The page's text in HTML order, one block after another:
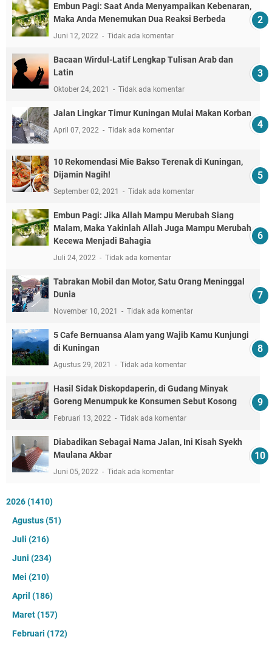
Embun Pagi: Saat Anda Menyampaikan Kebenaran,
Maka Anda Menemukan Dua Reaksi Berbeda
Juni 12, 2022 Tidak ada komentar
Bacaan Wirdul-Latif Lengkap Tulisan Arab dan
Latin
Oktober 24, 2021 Tidak ada komentar
Jalan Lingkar Timur Kuningan Mulai Makan Korban
April 07, 2022 Tidak ada komentar
10 Rekomendasi Mie Bakso Terenak di Kuningan,
Dijamin Nagih!
September 02, 2021 Tidak ada komentar
Embun Pagi: Jika Allah Mampu Merubah Siang
Malam, Maka Yakinlah Allah Juga Mampu Merubah
Kecewa Menjadi Bahagia
Juli 24, 2022 Tidak ada komentar
Tabrakan Mobil dan Motor, Satu Orang Meninggal
Dunia
November 10, 2021 Tidak ada komentar
5 Cafe Bernuansa Alam yang Wajib Kamu Kunjungi
di Kuningan
Agustus 29, 2021 Tidak ada komentar
Hasil Sidak Diskopdaperin, di Gudang Minyak
Goreng Menumpuk ke Konsumen Sebut Kosong
Februari 13, 2022 Tidak ada komentar
Diabadikan Sebagai Nama Jalan, Ini Kisah Syekh
Maulana Akbar
Juni 05, 2022 Tidak ada komentar
2026(1410)
Agustus(51)
Juli (216)
Juni (234)
Mei (210)
April (186)
Maret(157)
Februari (172)